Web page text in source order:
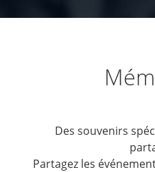
Des souvenirs
Partagez les